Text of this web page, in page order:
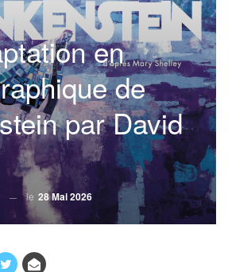
en
de
par David
le 28 Mai 2026